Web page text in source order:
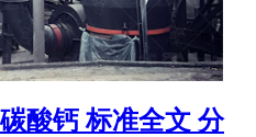
酸钙 标准全文 分